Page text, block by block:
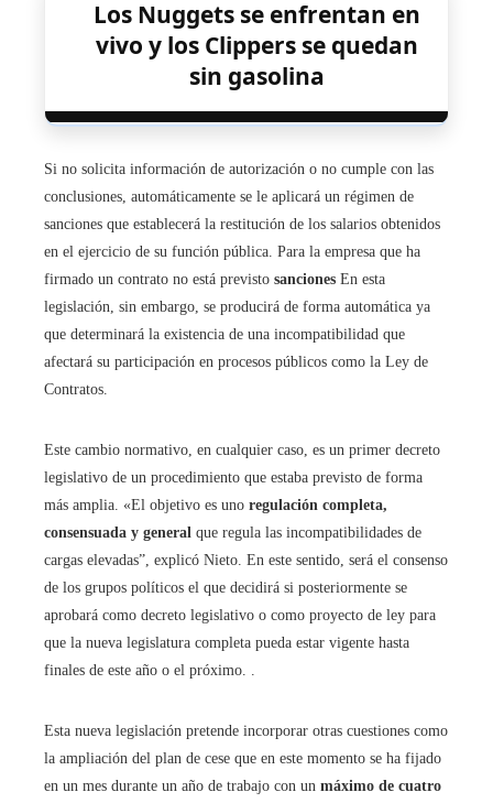
Los Nuggets se enfrentan en
vivo y los Clippers se quedan
sin gasolina
Si no solicita información de autorización o no cumple con las
conclusiones, automáticamente se le aplicará un régimen de
sanciones que establecerá la restitución de los salarios obtenidos
en el ejercicio de su función pública. Para la empresa que ha
firmado un contrato no está previsto sanciones En esta
legislación, sin embargo, se producirá de forma automática ya
que determinará la existencia de una incompatibilidad que
afectará su participación en procesos públicos como la Ley de
Contratos.
Este cambio normativo, en cualquier caso, es un primer decreto
legislativo de un procedimiento que estaba previsto de forma
más amplia. «El objetivo es uno regulación completa,
consensuada y general que regula las incompatibilidades de
cargas elevadas”, explicó Nieto. En este sentido, será el consenso
de los grupos políticos el que decidirá si posteriormente se
aprobará como decreto legislativo o como proyecto de ley para
que la nueva legislatura completa pueda estar vigente hasta
finales de este año o el próximo. .
Esta nueva legislación pretende incorporar otras cuestiones como
la ampliación del plan de cese que en este momento se ha fijado
en un mes durante un año de trabajo con un máximo de cuatro